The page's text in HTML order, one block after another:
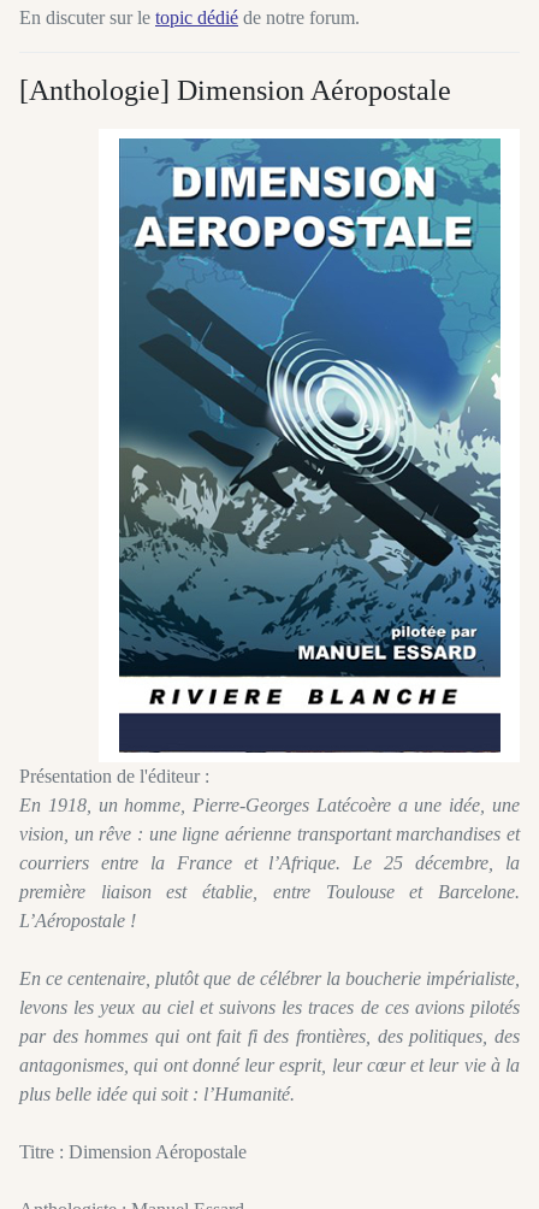
En discuter sur le topic dédié de notre forum.
[Anthologie] Dimension Aéropostale
Présentation de l'éditeur :
En 1918, un homme, Pierre-Georges Latécoère a une idée, une
vision, un rêve : une ligne aérienne transportant marchandises et
courriers entre la France et l’Afrique. Le 25 décembre, la
première liaison est établie, entre Toulouse et Barcelone.
L’Aéropostale !
En ce centenaire, plutôt que de célébrer la boucherie impérialiste,
levons les yeux au ciel et suivons les traces de ces avions pilotés
par des hommes qui ont fait fi des frontières, des politiques, des
antagonismes, qui ont donné leur esprit, leur cœur et leur vie à la
plus belle idée qui soit : l’Humanité.
Titre : Dimension Aéropostale